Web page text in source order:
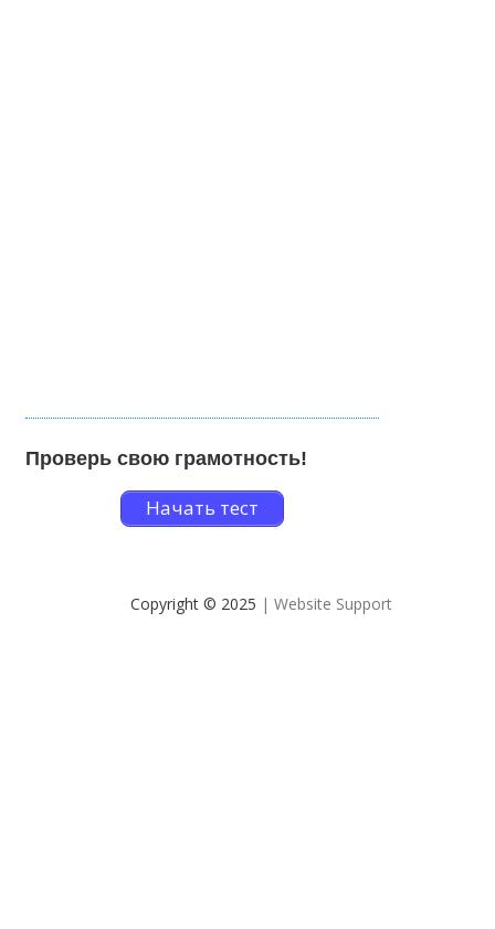
Проверь свою грамотность!
Начать тест
Copyright © 2025 | Website Support